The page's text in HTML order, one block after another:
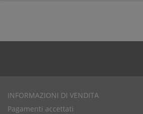
INFORMAZIONI DI VENDITA
Pagamenti accettati